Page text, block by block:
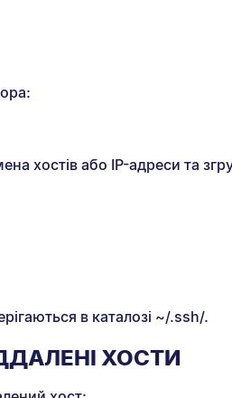
хостів або IP-адреси та
в каталозі ~/.ssh/.
ХОСТИ